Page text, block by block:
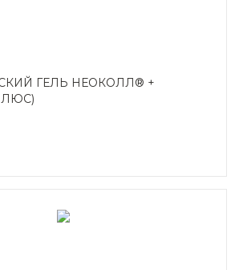
ГЕЛЬ НЕОКОЛЛ® +